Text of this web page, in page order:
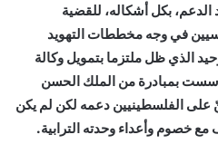
بكل أشكاله، للقضية
في وجه مخططات التهويد
الذي ظل ملتزما بتمويل وكالة
بمبادرة من الملك الحسن
على الفلسطينيين دعمه لكن لم يكن
خصوم وأعداء وحدته الترابية.